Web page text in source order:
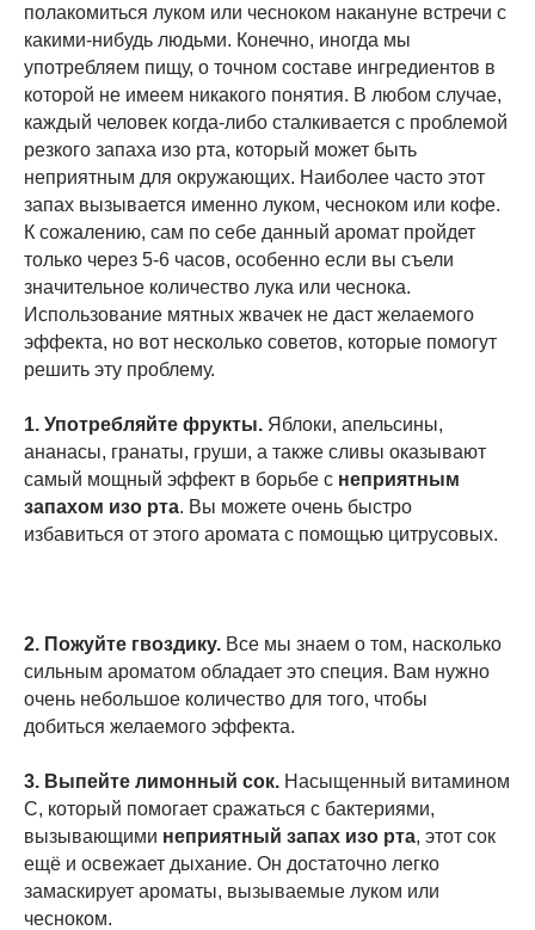
полакомиться луком или чесноком накануне встречи с
какими-нибудь людьми. Конечно, иногда мы
употребляем пищу, о точном составе ингредиентов в
которой не имеем никакого понятия. В любом случае,
каждый человек когда-либо сталкивается с проблемой
резкого запаха изо рта, который может быть
неприятным для окружающих. Наиболее часто этот
запах вызывается именно луком, чесноком или кофе.
К сожалению, сам по себе данный аромат пройдет
только через 5-6 часов, особенно если вы съели
значительное количество лука или чеснока.
Использование мятных жвачек не даст желаемого
эффекта, но вот несколько советов, которые помогут
решить эту проблему.
1. Употребляйте фрукты. Яблоки, апельсины,
ананасы, гранаты, груши, а также сливы оказывают
самый мощный эффект в борьбе с неприятным
запахом изо рта. Вы можете очень быстро
избавиться от этого аромата с помощью цитрусовых.
2. Пожуйте гвоздику. Все мы знаем о том, насколько
сильным ароматом обладает это специя. Вам нужно
очень небольшое количество для того, чтобы
добиться желаемого эффекта.
3. Выпейте лимонный сок. Насыщенный витамином
C, который помогает сражаться с бактериями,
вызывающими неприятный запах изо рта, этот сок
ещё и освежает дыхание. Он достаточно легко
замаскирует ароматы, вызываемые луком или
чесноком.